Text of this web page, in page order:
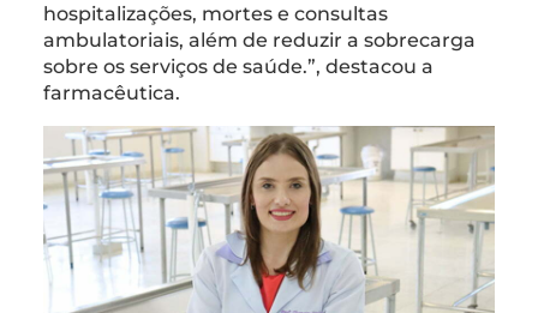
hospitalizações, mortes e consultas
ambulatoriais, além de reduzir a sobrecarga
sobre os serviços de saúde.”, destacou a
farmacêutica.